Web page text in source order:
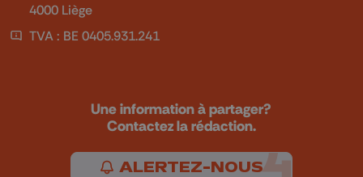
4000 Liège
TVA : BE 0405.931.241
Une information à partager?
Contactez la rédaction.
ALERTEZ-NOUS